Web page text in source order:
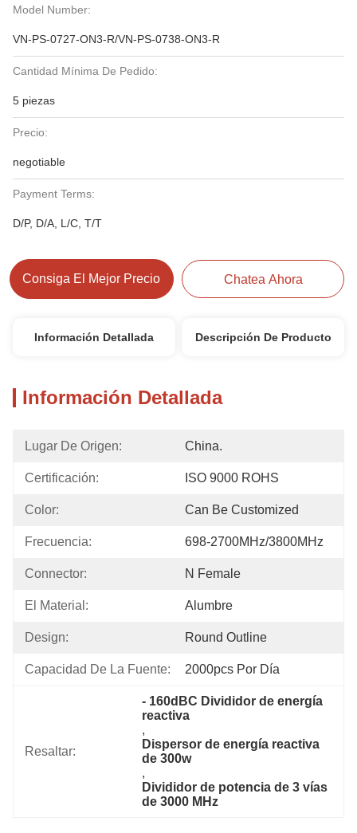
Model Number:
VN-PS-0727-ON3-R/VN-PS-0738-ON3-R
Cantidad Mínima De Pedido:
5 piezas
Precio:
negotiable
Payment Terms:
D/P, D/A, L/C, T/T
Consiga El Mejor Precio Chatea Ahora
Información Detallada Descripción De Producto
Información Detallada
Lugar De Origen: China.
Certificación: ISO 9000 ROHS
Color: Can Be Customized
Frecuencia: 698-2700MHz/3800MHz
Connector: N Female
El Material: Alumbre
Design: Round Outline
Capacidad De La Fuente: 2000pcs Por Día
Resaltar:
- 160dBC Divididor de energía
reactiva
,
Dispersor de energía reactiva
de 300w
,
Divididor de potencia de 3 vías
de 3000 MHz